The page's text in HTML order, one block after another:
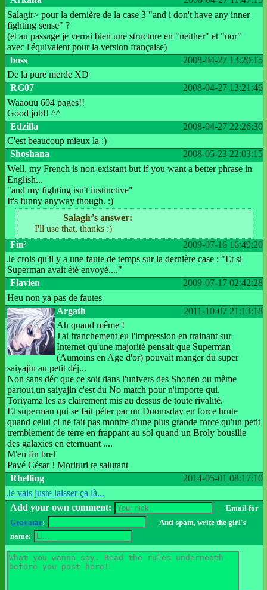
Salagir> pour la dernière de la case 3 "and i don't have any inner
fighting sense" ?
(et au passage je verrai bien une structure en "neither" et "nor"
avec l'équivalent pour la version française)
2008-04-27 13:20:15
boss
De la pure merde XD
2008-04-27 13:21:46
RG07
Waaouu 604 pages!!
Good job!! ^^
2008-04-27 22:26:30
Edzilla
C'est beaucoup mieux la :)
2008-05-23 22:03:15
Shoshana
Well, my French is non-existant but if you want a better phrase in
English...
"and my fighting isn't instinctive"
It's funny anyway though. :)
Salagir's answer:
I'll use that, thanks :)
2009-07-16 16:49:20
Fin²
Je crois qu'il y a une faute de temps sur la dernière case : "Et si
Superman avait été envoyé...."
2009-07-17 02:42:28
Flavien
Heu non ya pas de fautes
2011-10-07 21:13:18
Argath
Ah quand même !
J'ai franchement eu l'impression en trainant sur
Internet qu'une majorité pensait que Superman
(Aumoins en Age d'or) pouvait manger du super
saiyajin au petit déj...
Non sans déc que ce soit dans l'univers des Shonen ou même
partout,un saiyajin c'est du No match pour n'importe qui.
Toriyama les as clairement mis au dessus de toute rivalité.
Et superman qui se fait péter par un Doomsday en force brute
quand celui ci ne fait pas montre d'une plus grande force qu'un petit
tremblement de terre en frappant au sol quand un Broly bousille
des galaxies en éternuant ....
M'en fin bref
Pavé César ! Morituri te salutant
2014-05-01 08:17:10
Rhelling
Je vais juste laisser ça là...
Add your own comment:
Email for
Gravatar:
Anti-spam, write the girl's
name: